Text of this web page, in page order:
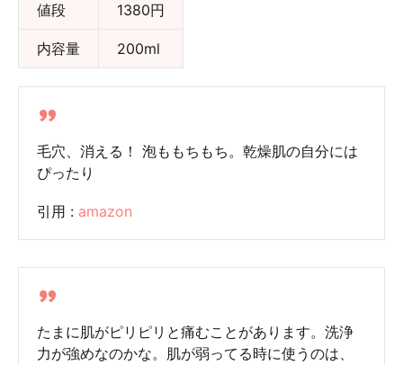
値段 1380円
内容量 200ml
毛穴、消える！ 泡ももちもち。乾燥肌の自分には
ぴったり
引用 : amazon
たまに肌がピリピリと痛むことがあります。洗浄
力が強めなのかな。肌が弱ってる時に使うのは、